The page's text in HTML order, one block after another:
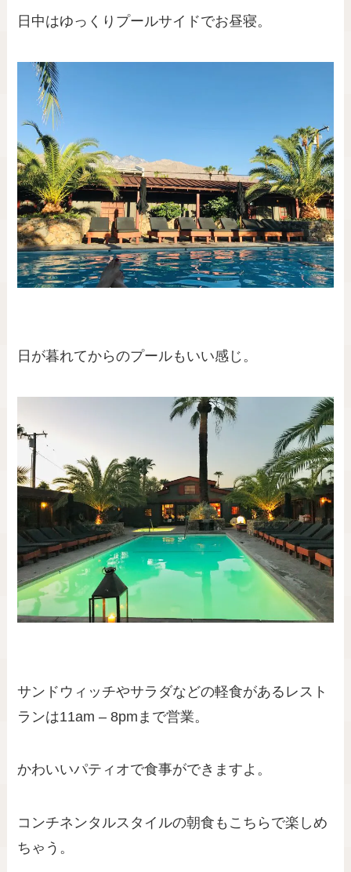
日中はゆっくりプールサイドでお昼寝。
日が暮れてからのプールもいい感じ。
サンドウィッチやサラダなどの軽食があるレスト
ランは11am – 8pmまで営業。
かわいいパティオで食事ができますよ。
コンチネンタルスタイルの朝食もこちらで楽しめ
ちゃう。